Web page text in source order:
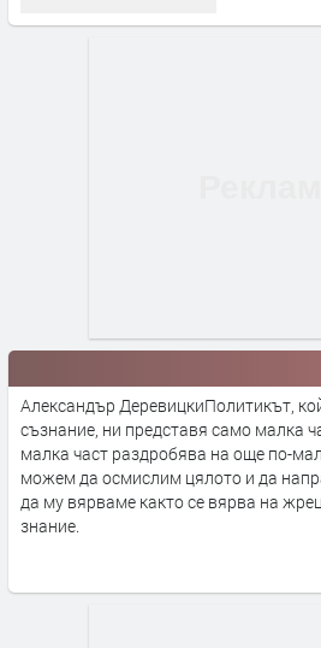
Александър ДеревицкиПолитикът,
съзнание, ни представя само малка
малка част раздробява на още по-
можем да осмислим цялото и да
да му вярваме както се вярва на
знание.